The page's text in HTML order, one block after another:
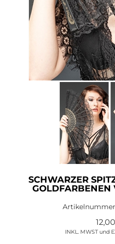
SCHWARZER
GOLDFARBENEN
12,00
INKL. MWST und